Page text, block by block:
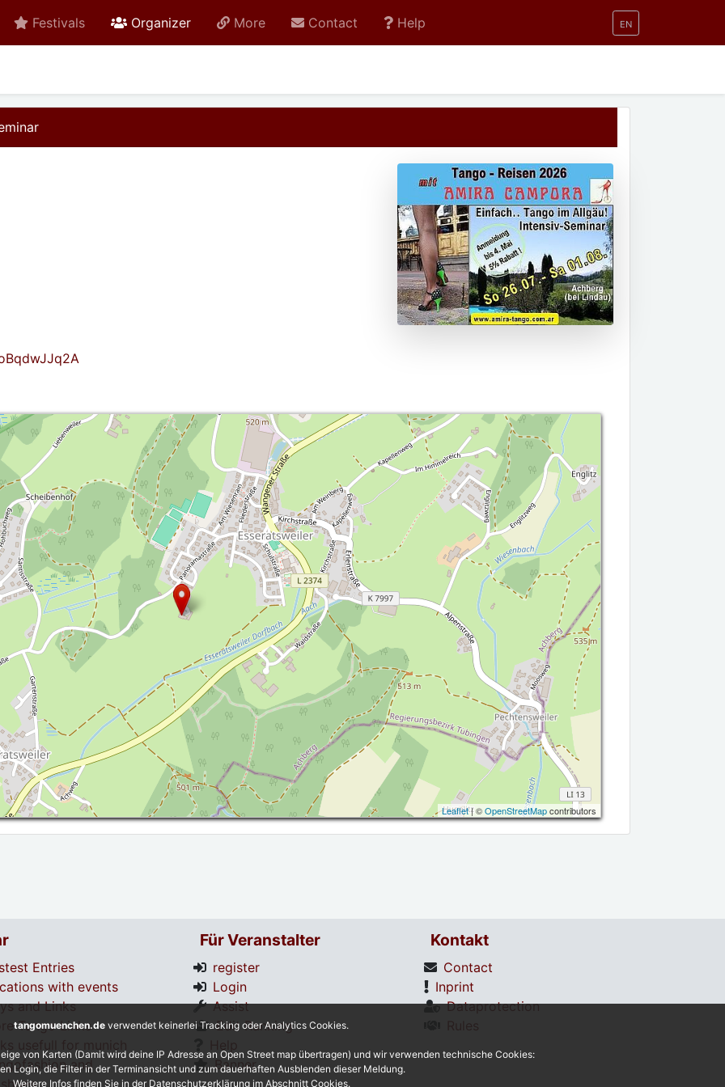
Festivals Organizeractive More Contact Help EN
Leaflet| ©OpenStreetMapcontributors
Entries
with events
and Links
Tango Links
and
Für Veranstalter
register
Login
Assist
Edit Ranking
Banner
Kontakt
Contact
Inprint
Dataprotection
tangomuenchen.de verwendet keinerlei Tracking oder Analytics Cookies.
von Karten (Damit wird deine IP Adresse an Open Street map übertragen) und wir verwenden technische Cookies:
Login, die Filter in der Terminansicht und zum dauerhaften Ausblenden dieser Meldung.
Weitere Infos finden Sie in der Datenschutzerklärung im Abschnitt Cookies.